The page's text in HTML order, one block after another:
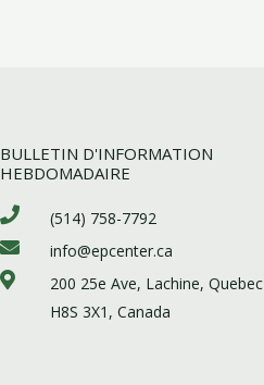
BULLETIN D'INFORMATION
HEBDOMADAIRE
(514) 758-7792
info@epcenter.ca
200 25e Ave, Lachine, Quebec
H8S 3X1, Canada